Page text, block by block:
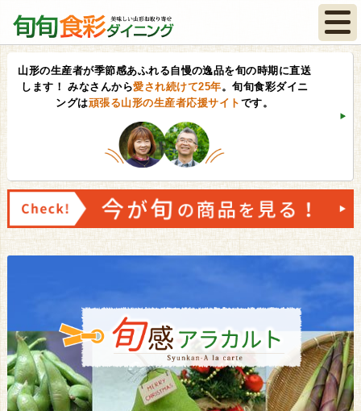
山形の生産者が季節感あふれる自慢の逸品を旬の時期に直送
します！ みなさんから愛され続けて25年。旬旬食彩ダイニ
ングは頑張る山形の生産者応援サイト です。